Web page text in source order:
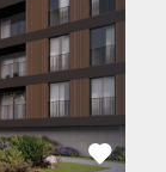
Favorito